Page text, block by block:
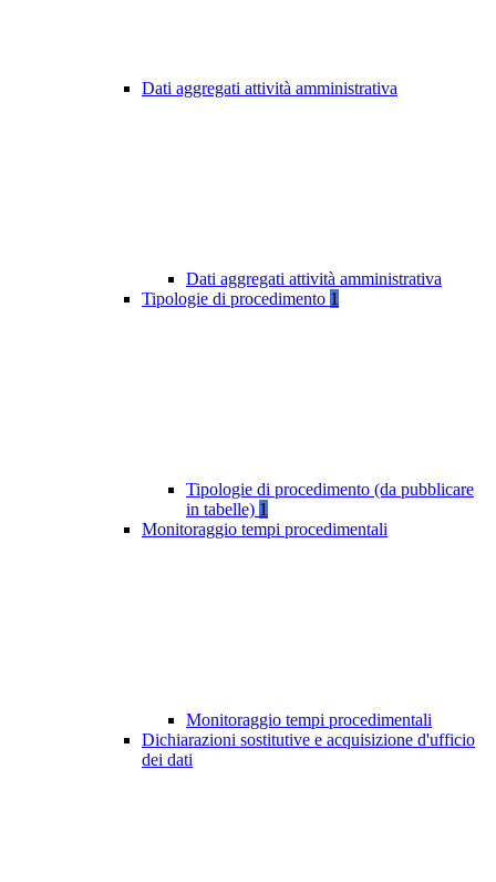
Dati aggregati attività amministrativa
Dati aggregati attività amministrativa
Tipologie di procedimento 1
Tipologie di procedimento (da pubblicare
in tabelle) 1
Monitoraggio tempi procedimentali
Monitoraggio tempi procedimentali
Dichiarazioni sostitutive e acquisizione d'ufficio
dei dati